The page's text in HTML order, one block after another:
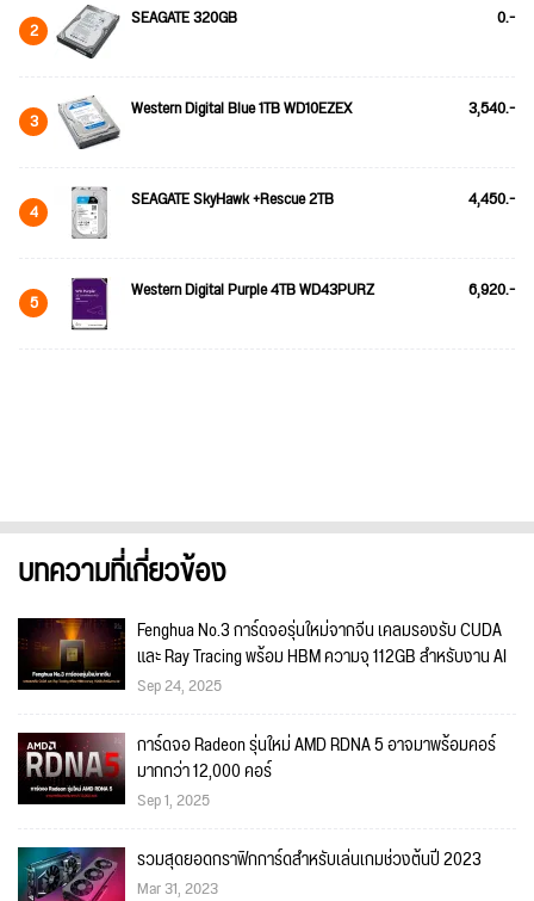
2 SEAGATE 320GB 0.-
3 Western Digital Blue 1TB WD10EZEX 3,540.-
4 SEAGATE SkyHawk +Rescue 2TB 4,450.-
5 Western Digital Purple 4TB WD43PURZ 6,920.-
บทความที่เกี่ยวข้อง
Fenghua No.3 การ์ดจอรุ่นใหม่จากจีน เคลมรองรับ CUDA
และ Ray Tracing พร้อม HBM ความจุ 112GB สำหรับงาน AI
Sep 24, 2025
การ์ดจอ Radeon รุ่นใหม่ AMD RDNA 5 อาจมาพร้อมคอร์
มากกว่า 12,000 คอร์
Sep 1, 2025
รวมสุดยอดกราฟิกการ์ดสำหรับเล่นเกมช่วงต้นปี 2023
Mar 31, 2023